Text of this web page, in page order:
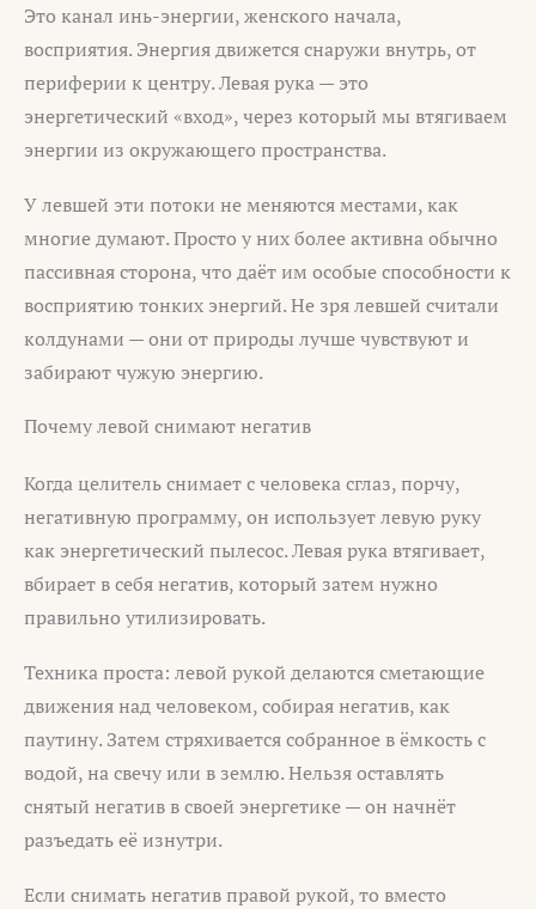
Это канал инь-энергии, женского начала,
восприятия. Энергия движется снаружи внутрь, от
периферии к центру. Левая рука — это
энергетический «вход», через который мы втягиваем
энергии из окружающего пространства.
У левшей эти потоки не меняются местами, как
многие думают. Просто у них более активна обычно
пассивная сторона, что даёт им особые способности к
восприятию тонких энергий. Не зря левшей считали
колдунами — они от природы лучше чувствуют и
забирают чужую энергию.
Почему левой снимают негатив
Когда целитель снимает с человека сглаз, порчу,
негативную программу, он использует левую руку
как энергетический пылесос. Левая рука втягивает,
вбирает в себя негатив, который затем нужно
правильно утилизировать.
Техника проста: левой рукой делаются сметающие
движения над человеком, собирая негатив, как
паутину. Затем стряхивается собранное в ёмкость с
водой, на свечу или в землю. Нельзя оставлять
снятый негатив в своей энергетике — он начнёт
разъедать её изнутри.
Если снимать негатив правой рукой, то вместо